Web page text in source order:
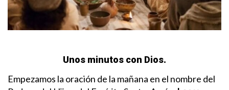
Unos minutos con Dios.
Empezamos la oración de la mañana en el nombre del